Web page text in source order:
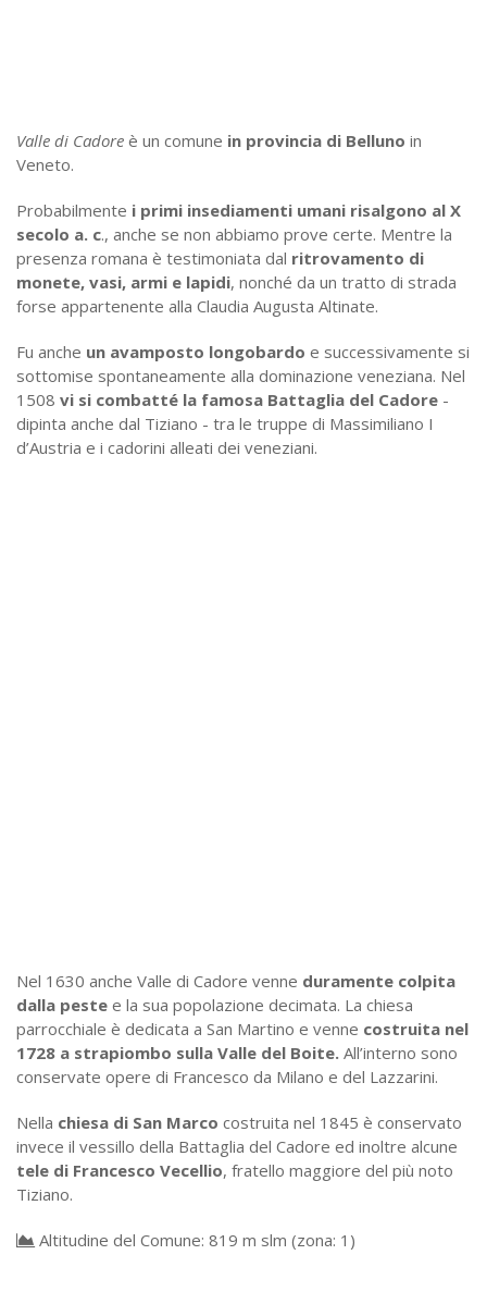
Valle di Cadore è un comune in provincia di Belluno in
Veneto.
Probabilmente i primi insediamenti umani risalgono al X
secolo a. c., anche se non abbiamo prove certe. Mentre la
presenza romana è testimoniata dal ritrovamento di
monete, vasi, armi e lapidi, nonché da un tratto di strada
forse appartenente alla Claudia Augusta Altinate.
Fu anche un avamposto longobardo e successivamente si
sottomise spontaneamente alla dominazione veneziana. Nel
1508 vi si combatté la famosa Battaglia del Cadore -
dipinta anche dal Tiziano - tra le truppe di Massimiliano I
d’Austria e i cadorini alleati dei veneziani.
Nel 1630 anche Valle di Cadore venne duramente colpita
dalla peste e la sua popolazione decimata. La chiesa
parrocchiale è dedicata a San Martino e venne costruita nel
1728 a strapiombo sulla Valle del Boite. All’interno sono
conservate opere di Francesco da Milano e del Lazzarini.
Nella chiesa di San Marco costruita nel 1845 è conservato
invece il vessillo della Battaglia del Cadore ed inoltre alcune
tele di Francesco Vecellio, fratello maggiore del più noto
Tiziano.
Altitudine del Comune: 819 m slm (zona: 1)